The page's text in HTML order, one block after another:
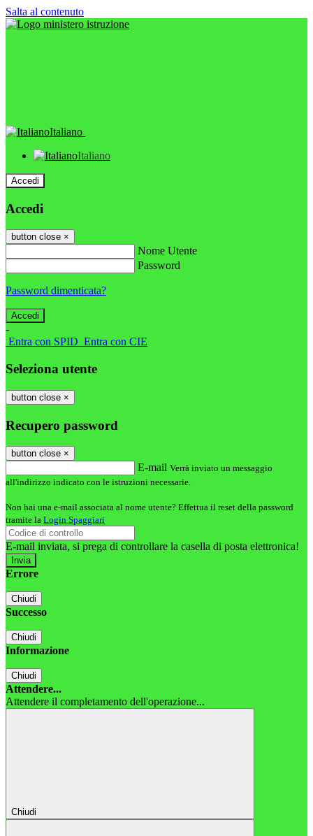
Salta al contenuto
Italiano
Italiano
Accedi
Accedi
button close ×
Nome Utente
Password
Password dimenticata?
-
Entra con SPID Entra con CIE
Seleziona utente
button close ×
Recupero password
button close ×
E-mail Verrà inviato un messaggio
all'indirizzo indicato con le istruzioni necessarie.
Non hai una e-mail associata al nome utente? Effettua il reset della password
tramite la Login Spaggiari
E-mail inviata, si prega di controllare la casella di posta elettronica!
Errore
Chiudi
Successo
Chiudi
Informazione
Chiudi
Attendere...
Attendere il completamento dell'operazione...
Chiudi